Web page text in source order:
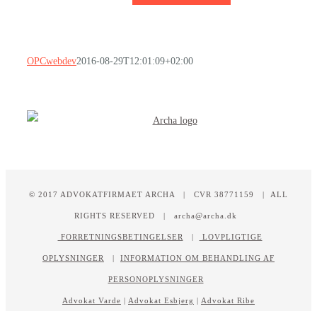
OPCwebdev2016-08-29T12:01:09+02:00
© 2017 ADVOKATFIRMAET ARCHA | CVR 38771159 | ALL
RIGHTS RESERVED | archa@archa.dk
FORRETNINGSBETINGELSER | LOVPLIGTIGE
OPLYSNINGER | INFORMATION OM BEHANDLING AF
PERSONOPLYSNINGER
Advokat Varde | Advokat Esbjerg | Advokat Ribe